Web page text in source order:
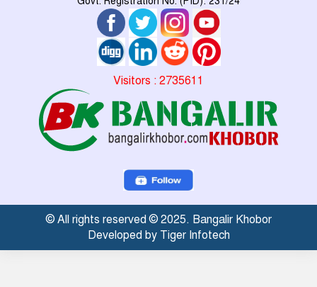
Visitors : 2735611
© All rights reserved © 2025. Bangalir Khobor
Developed by Tiger Infotech